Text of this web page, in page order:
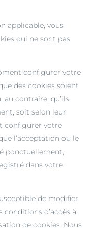
applicable, vous
qui ne sont pas
configurer votre
des cookies soient
contraire, qu’ils
soit selon leur
configurer votre
l’acceptation ou le
ponctuellement,
dans votre
de modifier
d’accès à
de cookies. Nous